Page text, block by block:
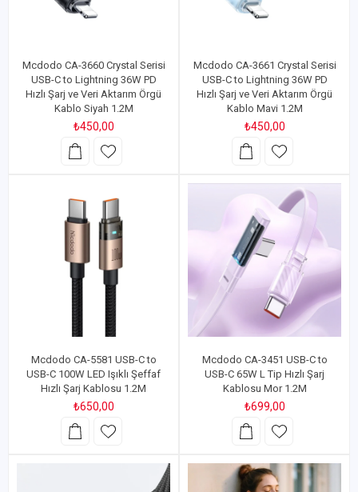
Mcdodo CA-3660 Crystal Serisi
USB-C to Lightning 36W PD
Hızlı Şarj ve Veri Aktarım Örgü
Kablo Siyah 1.2M
₺450,00
Mcdodo CA-3661 Crystal Serisi
USB-C to Lightning 36W PD
Hızlı Şarj ve Veri Aktarım Örgü
Kablo Mavi 1.2M
₺450,00
Mcdodo CA-5581 USB-C to
USB-C 100W LED Işıklı Şeffaf
Hızlı Şarj Kablosu 1.2M
₺650,00
Mcdodo CA-3451 USB-C to
USB-C 65W L Tip Hızlı Şarj
Kablosu Mor 1.2M
₺699,00